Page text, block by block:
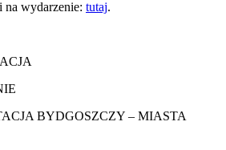
na wydarzenie: tutaj.
BYDGOSZCZY – MIASTA